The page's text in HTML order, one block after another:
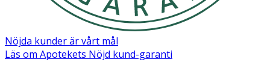
Nöjda kunder är vårt mål
Läs om Apotekets Nöjd kund-garanti